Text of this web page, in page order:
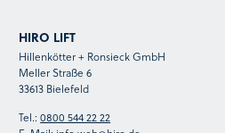
HIRO LIFT
Hillenkötter + Ronsieck GmbH
Meller Straße 6
33613 Bielefeld
Tel.:0800 544 22 22